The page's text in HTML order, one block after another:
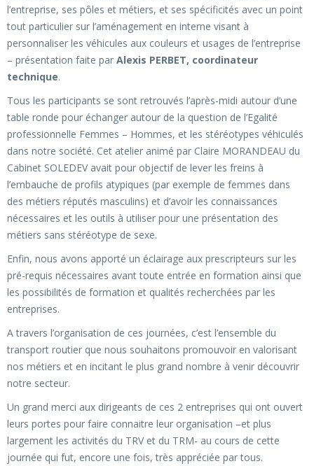
l’entreprise, ses pôles et métiers, et ses spécificités avec un point
tout particulier sur l’aménagement en interne visant à
personnaliser les véhicules aux couleurs et usages de l’entreprise
– présentation faite par Alexis PERBET, coordinateur
technique.
Tous les participants se sont retrouvés l’après-midi autour d’une
table ronde pour échanger autour de la question de l’Egalité
professionnelle Femmes – Hommes, et les stéréotypes véhiculés
dans notre société. Cet atelier animé par Claire MORANDEAU du
Cabinet SOLEDEV avait pour objectif de lever les freins à
l’embauche de profils atypiques (par exemple de femmes dans
des métiers réputés masculins) et d’avoir les connaissances
nécessaires et les outils à utiliser pour une présentation des
métiers sans stéréotype de sexe.
Enfin, nous avons apporté un éclairage aux prescripteurs sur les
pré-requis nécessaires avant toute entrée en formation ainsi que
les possibilités de formation et qualités recherchées par les
entreprises.
A travers l’organisation de ces journées, c’est l’ensemble du
transport routier que nous souhaitons promouvoir en valorisant
nos métiers et en incitant le plus grand nombre à venir découvrir
notre secteur.
Un grand merci aux dirigeants de ces 2 entreprises qui ont ouvert
leurs portes pour faire connaitre leur organisation –et plus
largement les activités du TRV et du TRM- au cours de cette
journée qui fut, encore une fois, très appréciée par tous.